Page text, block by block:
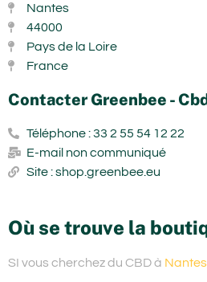
Nantes
44000
Pays de la Loire
France
Contacter Greenbee -
Téléphone : 33 2 55 54 12 22
E-mail non communiqué
Site : shop.greenbee.eu
Où se trouve la
SI vous cherchez du CBD à Nantes